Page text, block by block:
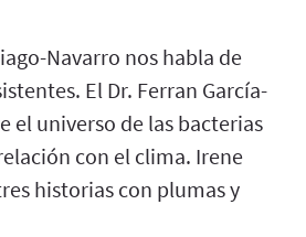
Navarro nos habla de
El Dr. Ferran García-
el universo de las bacterias
con el clima. Irene
historias con plumas y